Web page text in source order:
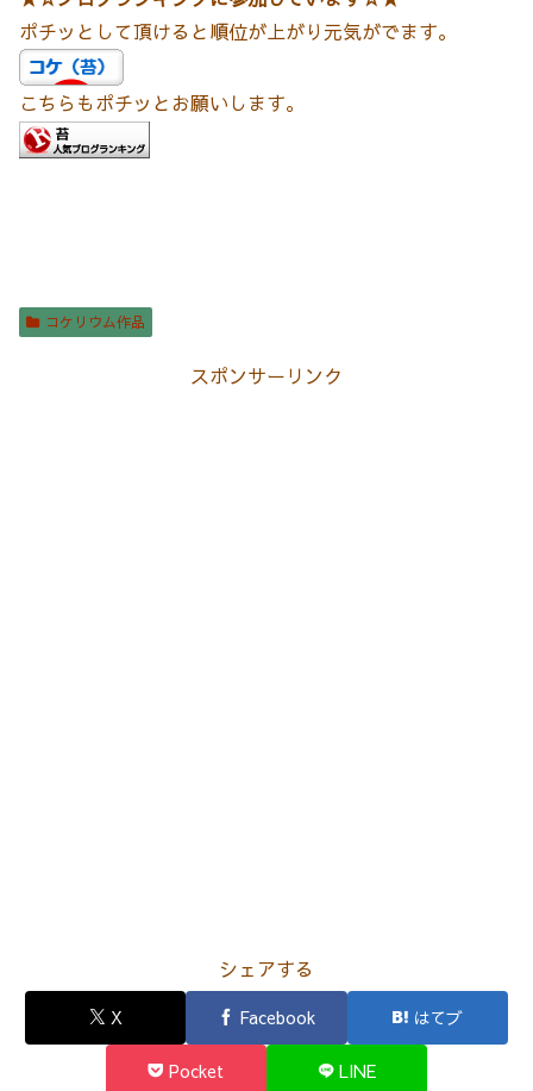
ポチッとして頂けると順位が上がり元気がでます。
こちらもポチッとお願いします。
コケリウム作品
スポンサーリンク
シェアする
X Facebook はてブ
Pocket LINE